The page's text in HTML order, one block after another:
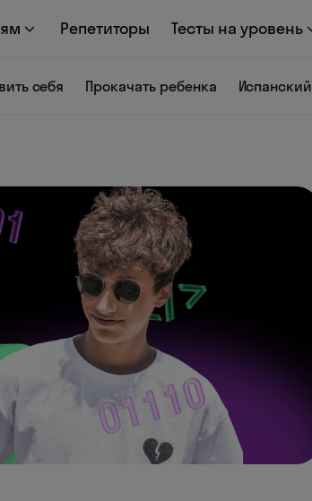
Репетиторы Тесты на уровень
себя Прокачать ребенка Испанский